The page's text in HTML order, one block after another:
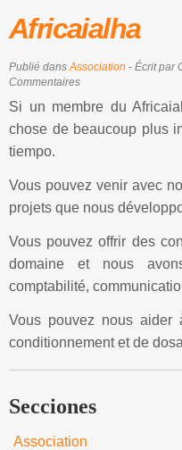
Africaialha
Publié dansAssociation - Écrit par
Commentaires
Si un membre du
chose de beaucoup plus
tiempo.
Vous pouvez venir avec
projets que nous
Vous pouvez offrir des
domaine et nous
comptabilité,
Vous pouvez nous aider
conditionnement et de
Secciones
Association